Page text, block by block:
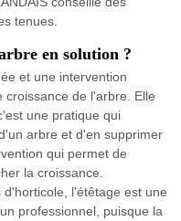
tenues.
en solution ?
et une intervention
de l'arbre. Elle
une pratique qui
arbre et d'en supprimer
qui permet de
la croissance.
l'étêtage est une
professionnel, puisque la